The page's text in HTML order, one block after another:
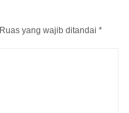
Ruas yang wajib ditandai *